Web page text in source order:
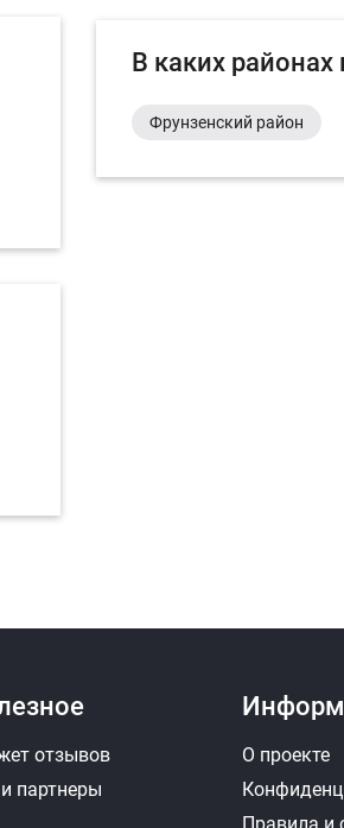
В каких районах
Фрунзенский район
отзывов
партнеры
О проекте
Правила и